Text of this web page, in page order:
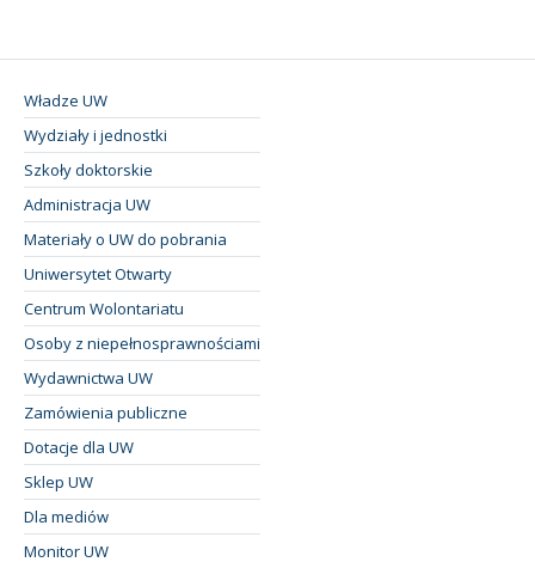
Władze UW
Wydziały i jednostki
Szkoły doktorskie
Administracja UW
Materiały o UW do pobrania
Uniwersytet Otwarty
Centrum Wolontariatu
Osoby z niepełnosprawnościami
Wydawnictwa UW
Zamówienia publiczne
Dotacje dla UW
Sklep UW
Dla mediów
Monitor UW